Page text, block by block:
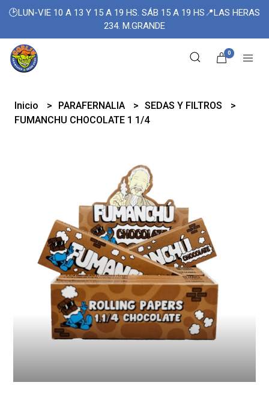
🕑LUN-VIE 10 A 13 Y 15 A 19 HS. SÁB 15 A 19 HS📍LAS HERAS
234. M.GRANDE
0
Inicio PARAFERNALIA
SEDAS Y FILTROS
FUMANCHU CHOCOLATE 1 1/4